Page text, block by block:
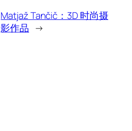
Matjaž Tančič：3D 时尚摄
影作品 →